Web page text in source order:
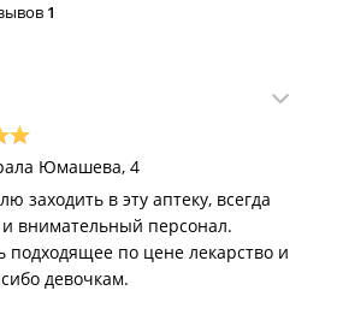
1
Юмашева, 4
заходить в эту аптеку, всегда
внимательный персонал.
подходящее по цене лекарство и
девочкам.